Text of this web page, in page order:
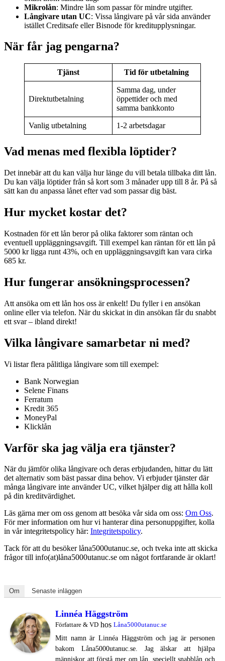
Mikrolån: Mindre lån som passar för mindre utgifter.
Långivare utan UC: Vissa långivare på vår sida använder
istället Creditsafe eller Bisnode för kreditupplysningar.
När får jag pengarna?
Tjänst Tid för utbetalning
Direktutbetalning
Samma dag, under
öppettider och med
samma bankkonto
Vanlig utbetalning 1-2 arbetsdagar
Vad menas med flexibla löptider?
Det innebär att du kan välja hur länge du vill betala tillbaka ditt lån.
Du kan välja löptider från så kort som 3 månader upp till 8 år. På så
sätt kan du anpassa lånet efter vad som passar dig bäst.
Hur mycket kostar det?
Kostnaden för ett lån beror på olika faktorer som räntan och
eventuell uppläggningsavgift. Till exempel kan räntan för ett lån på
5000 kr ligga runt 43%, och en uppläggningsavgift kan vara cirka
685 kr.
Hur fungerar ansökningsprocessen?
Att ansöka om ett lån hos oss är enkelt! Du fyller i en ansökan
online eller via telefon. När du skickat in din ansökan får du snabbt
ett svar – ibland direkt!
Vilka långivare samarbetar ni med?
Vi listar flera pålitliga långivare som till exempel:
Bank Norwegian
Selene Finans
Ferratum
Kredit 365
MoneyPal
Klicklån
Varför ska jag välja era tjänster?
När du jämför olika långivare och deras erbjudanden, hittar du lätt
det alternativ som bäst passar dina behov. Vi erbjuder tjänster där
många långivare inte använder UC, vilket hjälper dig att hålla koll
på din kreditvärdighet.
Läs gärna mer om oss genom att besöka vår sida om oss: Om Oss.
För mer information om hur vi hanterar dina personuppgifter, kolla
in vår integritetspolicy här: Integritetspolicy.
Tack för att du besöker låna5000utanuc.se, och tveka inte att skicka
frågor till info(at)låna5000utanuc.se om något fortfarande är oklart!
Om Senaste inläggen
Linnéa Häggström
Författare & VD hos Låna5000utanuc.se
Mitt namn är Linnéa Häggström och jag är personen
bakom Låna5000utanuc.se. Jag älskar att hjälpa
människor att förstå mer om lån, speciellt snabblån och